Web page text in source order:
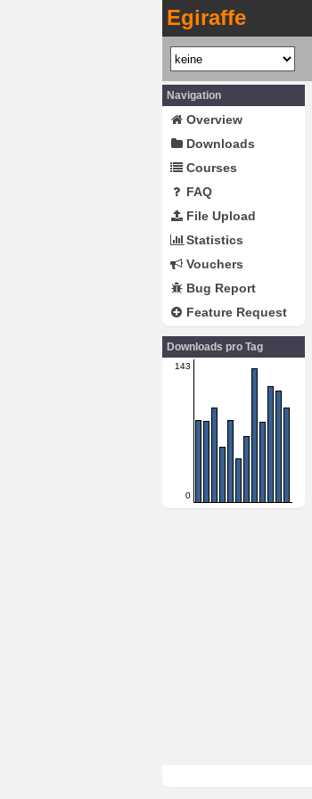
Egiraffe
Navigation
Overview
Downloads
Courses
FAQ
File Upload
Statistics
Vouchers
Bug Report
Feature Request
Downloads pro Tag
143
0